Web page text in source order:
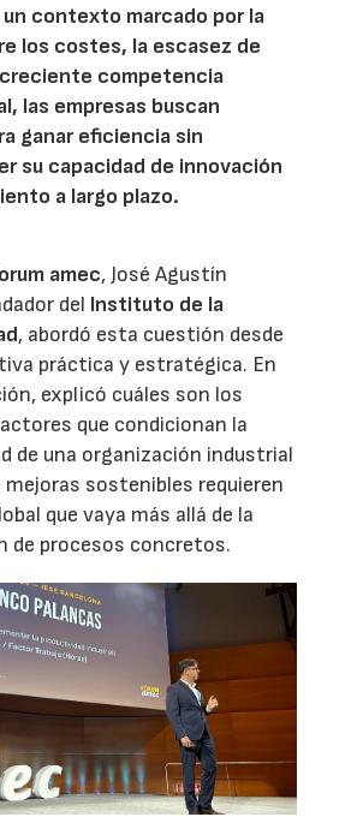
un contexto marcado por la
los costes, la escasez de
competencia
las empresas buscan
ganar eficiencia sin
su capacidad de innovación
a largo plazo.
amec, José Agustín
del Instituto de la
, abordó esta cuestión desde
práctica y estratégica. En
explicó cuáles son los
que condicionan la
de una organización industrial
mejoras sostenibles requieren
que vaya más allá de la
de procesos concretos.